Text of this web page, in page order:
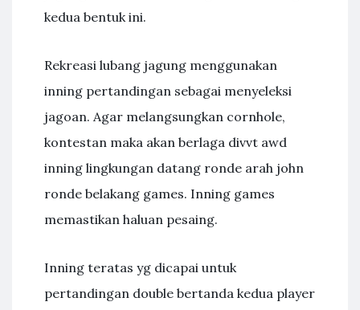
kedua bentuk ini.
Rekreasi lubang jagung menggunakan
inning pertandingan sebagai menyeleksi
jagoan. Agar melangsungkan cornhole,
kontestan maka akan berlaga divvt awd
inning lingkungan datang ronde arah john
ronde belakang games. Inning games
memastikan haluan pesaing.
Inning teratas yg dicapai untuk
pertandingan double bertanda kedua player